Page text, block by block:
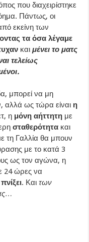
που διαχειρίστηκε
Πάντως, οι
εκείνη των
τα όσα λέγαμε
και μένει το ματς
τελείως
μπορεί να μη
αλλά ως τώρα είναι η
η μόνη αήττητη με
σταθερότητα και
τη Γαλλία θα μπουν
με το κατά 3
ως τον αγώνα, η
24 ώρες να
. Καιτων